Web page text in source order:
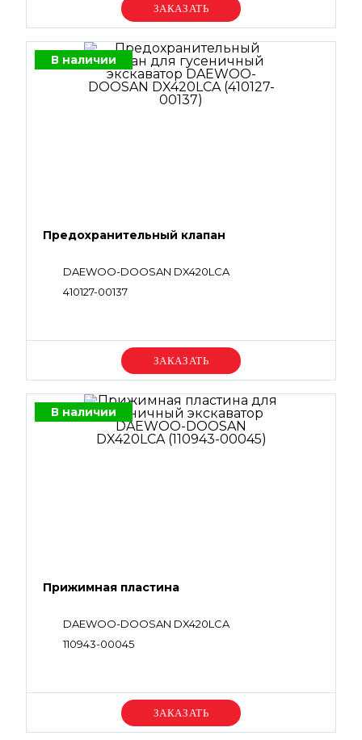
Уточняйте цену
В наличии
Предохранительный клапан
DAEWOO-DOOSAN DX420LCA
410127-00137
Уточняйте цену
В наличии
Прижимная пластина
DAEWOO-DOOSAN DX420LCA
110943-00045
Уточняйте цену